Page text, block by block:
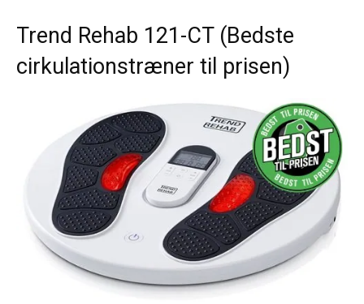
Trend Rehab 121-CT (Bedste
cirkulationstræner til prisen)